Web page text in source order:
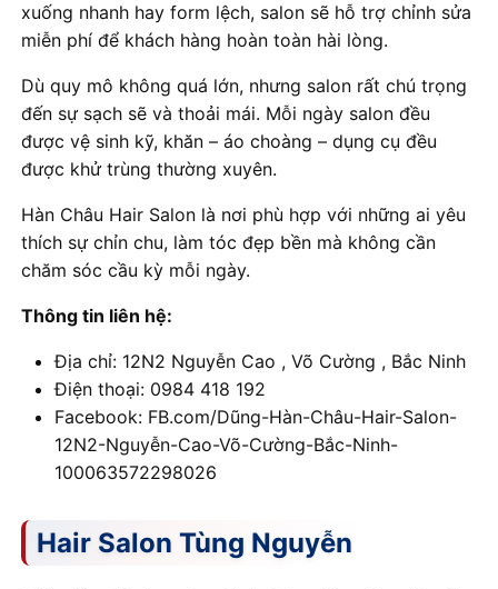
xuống nhanh hay form lệch, salon sẽ hỗ trợ chỉnh sửa
miễn phí để khách hàng hoàn toàn hài lòng.
Dù quy mô không quá lớn, nhưng salon rất chú trọng
đến sự sạch sẽ và thoải mái. Mỗi ngày salon đều
được vệ sinh kỹ, khăn – áo choàng – dụng cụ đều
được khử trùng thường xuyên.
Hàn Châu Hair Salon là nơi phù hợp với những ai yêu
thích sự chỉn chu, làm tóc đẹp bền mà không cần
chăm sóc cầu kỳ mỗi ngày.
Thông tin liên hệ:
Địa chỉ: 12N2 Nguyễn Cao , Võ Cường , Bắc Ninh
Điện thoại: 0984 418 192
Facebook: FB.com/Dũng-Hàn-Châu-Hair-Salon-
12N2-Nguyễn-Cao-Võ-Cường-Bắc-Ninh-
100063572298026
Hair Salon Tùng Nguyễn